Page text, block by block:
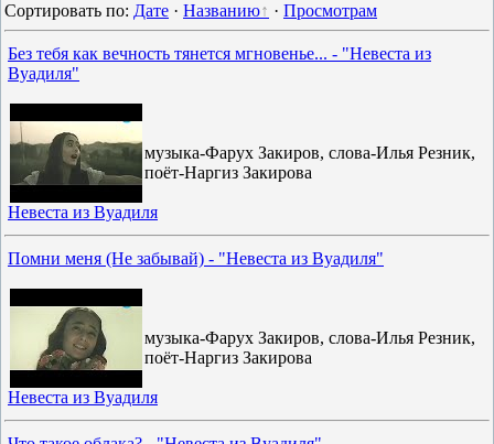
Сортировать по: Дате · Названию · Просмотрам
Без тебя как вечность тянется мгновенье... - "Невеста из
Вуадиля"
музыка-Фарух Закиров, слова-Илья Резник,
поёт-Наргиз Закирова
Невеста из Вуадиля
Помни меня (Не забывай) - "Невеста из Вуадиля"
музыка-Фарух Закиров, слова-Илья Резник,
поёт-Наргиз Закирова
Невеста из Вуадиля